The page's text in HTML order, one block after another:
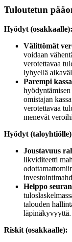
Tuloutetun
Hyödyt (osakkaalle):
Välittömät
voidaan
verotettavaa
lyhyellä
Parempi
omistajan
verotettavaa
menevät
Hyödyt
Joustavuus
likviditeetti
Helppo
talouden
läpinäkyvyyttä.
Riskit (osakkaalle):